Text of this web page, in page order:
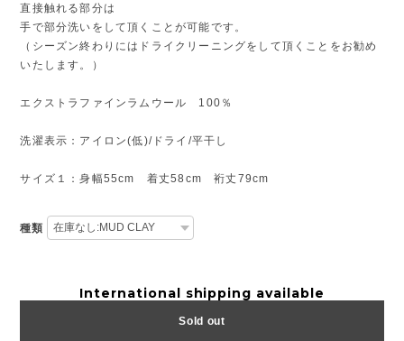
直接触れる部分は
手で部分洗いをして頂くことが可能です。
（シーズン終わりにはドライクリーニングをして頂くことをお勧め
いたします。）
エクストラファインラムウール 100％
洗濯表示：アイロン(低)/ドライ/平干し
サイズ１：身幅55cm 着丈58cm 裄丈79cm
種類
International shipping available
Sold out